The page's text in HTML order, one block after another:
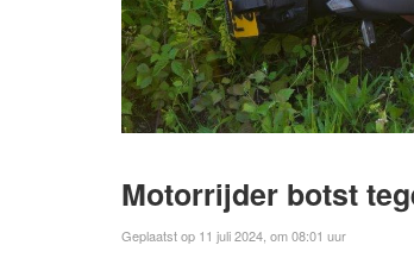
Motorrijder botst
Geplaatst op 11 juli 2024, om 08:01 uur